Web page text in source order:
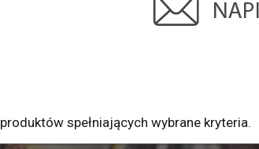
spełniających wybrane kryteria.